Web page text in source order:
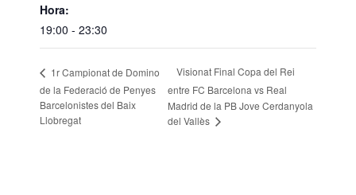
Hora:
19:00 - 23:30
1r Campionat de Domino
de la Federació de Penyes
Barcelonistes del Baix
Llobregat
Visionat Final Copa del Rei
entre FC Barcelona vs Real
Madrid de la PB Jove Cerdanyola
del Vallès